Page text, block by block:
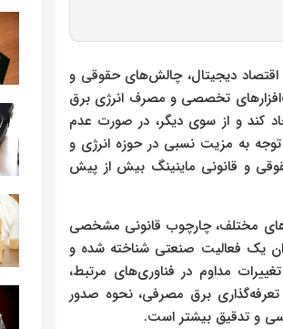
اقتصاد دیجیتال، چالش‌های حقوقی و
تخصصی و مصرف انرژی برق
کند و از سوی دیگر، در صورت عدم
به مزیت نسبی در حوزه انرژی و
و قانونی ماینینگ بیش از پیش
مختلف، چارچوب قانونی مشخصی
یک فعالیت صنعتی شناخته شده و
مداوم در فناوری‌های مرتبط،
برق مصرفی، نحوه صدور
و تدقیق بیشتر است.